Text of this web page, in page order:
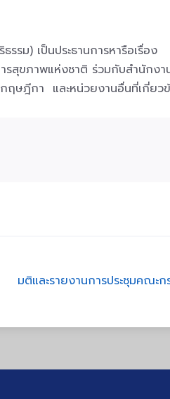
ม) เป็นประธานการหารือเรื่อง
รสุขภาพแห่งชาติ ร่วมกับสำนักง
ฤษฎีกา และหน่วยงานอื่นที่เกี่ยว
มติและรายงานการประชุมคณะ